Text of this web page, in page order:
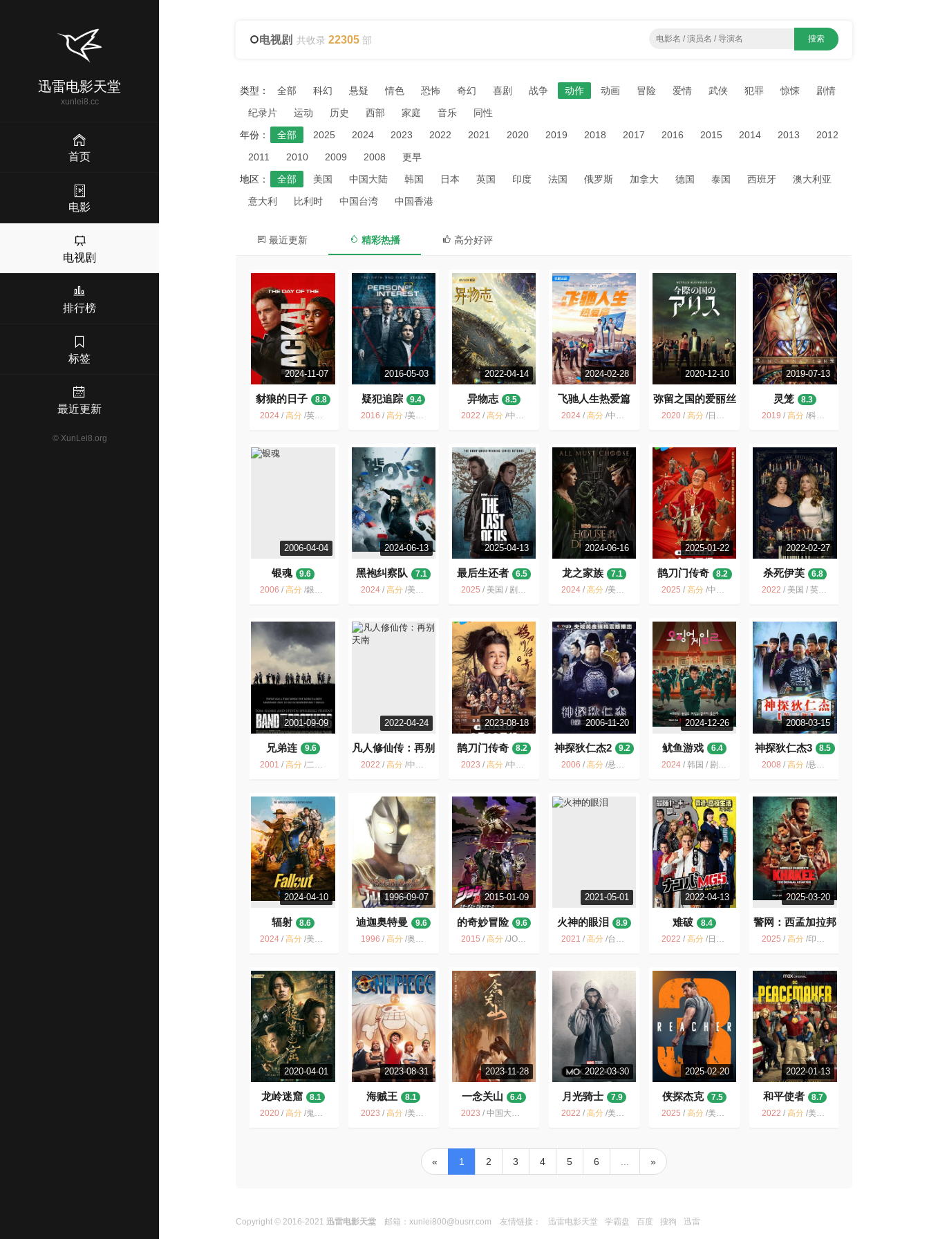
迅雷电影天堂
xunlei8.cc
首页
电影
电视剧
排行榜
标签
最近更新
© XunLei8.org
电视剧 共收录22305 部
类型： 全部 科幻 悬疑 情色 恐怖 奇幻 喜剧 战争 动作 动画 冒险 爱情 武侠 犯罪 惊悚
剧情
纪录片
运动 历史 西部 家庭 音乐
同性
年份：
全部 2025 2024 2023 2022 2021 2020 2019 2018 2017 2016 2015 2014 2013
2012
2011
2010 2009 2008
更早
地区：
全部 美国 中国大陆 韩国 日本 英国 印度 法国 俄罗斯 加拿大 德国 泰国 西班牙
澳大利亚
意大利
比利时 中国台湾 中国香港
最近更新 精彩热播 高分好评
2024-11-07
豺狼的日子
8.8
2024 /高分 /英国 / 美国 / 剧情 动作 惊悚 犯罪
2016-05-03
疑犯追踪
9.4
2016 / 高分/美国 / 剧情 动作 科幻 悬疑 惊悚
2022-04-14
异物志
8.5
2022 / 高分/中国大陆 / 动作 悬疑 奇幻
2024-02-28
飞驰人生热爱篇
7.3
2024/ 高分/中国大陆 / 剧情 喜剧 动作
2020-12-10
弥留之国的爱丽丝
8.0
2020 /高分 / 日剧 Netflix 漫画改编 日本 山崎贤人 土屋太凤 日本电影 日影
2019-07-13
灵笼
8.3
2019 /高分 /科幻 国漫良心 国漫 国产动画 艺画开天 良心作 史诗级 中国
2006-04-04
银魂
9.6
2006 /高分 /銀魂 动漫 日本 动画 恶搞 爆笑 日本动画 银魂
2024-06-13
黑袍纠察队
7.1
2024/ 高分/美国 / 剧情 动作 科幻 犯罪
2025-04-13
最后生还者
6.5
2025 / 美国 / 剧情 动作 科幻 惊悚 恐怖 冒险
2024-06-16
龙之家族
7.1
2024/ 高分/美国 / 剧情 动作 爱情 奇幻 冒险
2025-01-22
鹊刀门传奇
8.2
2025 /高分 /中国大陆 / 剧情 喜剧 动作 武侠 古装
2022-02-27
杀死伊芙
6.8
2022 / 美国 / 英国 / 剧情 动作 惊悚 冒险
2001-09-09
兄弟连
9.6
2001 /高分 /二战 战争 美剧 斯皮尔伯格 经典 兄弟连 美国 电视剧
2022-04-24
凡人修仙传：再别
天南
8.9
2022 / 高分/中国大陆 / 动作 动画 奇幻 冒险 武侠 古装
2023-08-18
鹊刀门传奇
8.2
2023 / 高分/中国大陆 / 剧情 喜剧 动作 武侠 古装
2006-11-20
神探狄仁杰2
9.2
2006 / 高分/悬疑 推理 神探狄仁杰 电视剧 国产电视剧 狄仁杰 古装 梁冠华
2024-12-26
鱿鱼游戏
6.4
2024 /韩国 / 剧情 动作 悬疑 惊悚
2008-03-15
神探狄仁杰3
8.5
2008 /高分 /悬疑 推理 神探狄仁杰 电视剧 国产电视剧 梁冠华 古装 张子健
2024-04-10
辐射
8.6
2024 /高分 /美国 / 剧情 动作 科幻 战争 冒险
1996-09-07
迪迦奥特曼
9.6
1996 / 高分/奥特曼 童年回忆 童年 经典 日本 特摄 科幻 日剧
2015-01-09
的奇妙冒险
9.6
2015 / 高分/JOJO 热血 日本 动画 动漫 日本动画 2015 动作
2021-05-01
火神的眼泪
8.9
2021 / 高分/台剧 台湾 台湾电视剧 电视剧 刘冠廷 林柏宏 臺灣 剧集
2022-04-13
难破
8.4
2022 /高分 /日本 / 剧情 喜剧 动作
2025-03-20
警网：西孟加拉邦
篇
8.2
2025 /高分 /印度 / 剧情 动作 犯罪
2020-04-01
龙岭迷窟
8.1
2020 /高分 /鬼吹灯 盗墓 良心剧 悬疑 冒险 网剧 2020 小说改编
2023-08-31
海贼王
8.1
2023 / 高分/美国 / 剧情 动作 奇幻 冒险
2023-11-28
一念关山
6.4
2023 / 中国大陆 / 动作 古装
2022-03-30
月光骑士
7.9
2022 / 高分/美国 / 剧情 动作 科幻 奇幻 冒险 恐怖
2025-02-20
侠探杰克
7.5
2025 /高分 /美国 / 剧情 动作 惊悚 犯罪
2022-01-13
和平使者
8.7
2022 /高分 /美国 / 喜剧 动作 科幻
« 1 2 3 4 5 6 »
Copyright © 2016-2021迅雷电影天堂 邮箱：xunlei800@busrr.com 友情链接： 迅雷电影天堂 学霸盘 百度 搜狗 迅雷